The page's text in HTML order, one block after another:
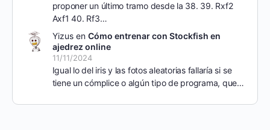
proponer un último tramo desde la 38. 39. Rxf2
Axf1 40. Rf3…
Yizusen Cómo entrenar con Stockfish en
ajedrez online
11/11/2024
Igual lo del iris y las fotos aleatorias fallaría si se
tiene un cómplice o algún tipo de programa, que…